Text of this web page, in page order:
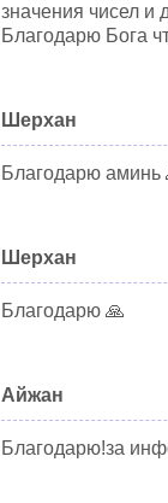
значения чисел и
Благодарю Бога
Шерхан
Благодарю аминь
Шерхан
Благодарю 🙏
Айжан
Благодарю!за